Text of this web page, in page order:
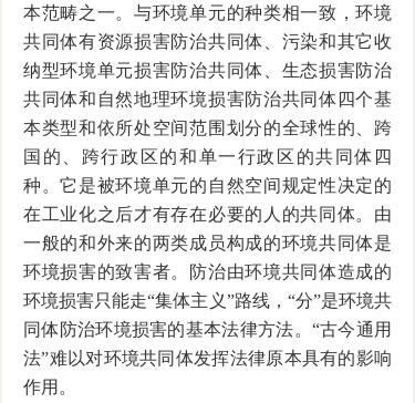
本范畴之一。与环境单元的种类相一致，环境
共同体有资源损害防治共同体、污染和其它收
纳型环境单元损害防治共同体、生态损害防治
共同体和自然地理环境损害防治共同体四个基
本类型和依所处空间范围划分的全球性的、跨
国的、跨行政区的和单一行政区的共同体四
种。它是被环境单元的自然空间规定性决定的
在工业化之后才有存在必要的人的共同体。由
一般的和外来的两类成员构成的环境共同体是
环境损害的致害者。防治由环境共同体造成的
环境损害只能走“集体主义”路线，“分”是环境共
同体防治环境损害的基本法律方法。“古今通用
法”难以对环境共同体发挥法律原本具有的影响
作用。